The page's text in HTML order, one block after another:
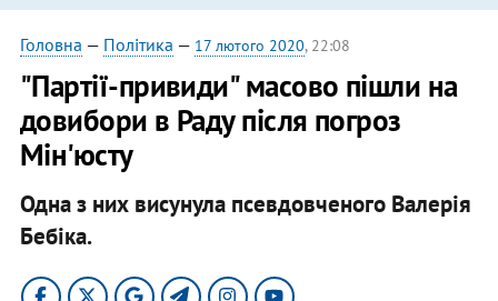
Головна — Політика — 17 лютого 2020, 22:08
"Партії-привиди" масово пішли на
довибори в Раду після погроз
Мін'юсту
Одна з них висунула псевдовченого Валерія
Бебіка.